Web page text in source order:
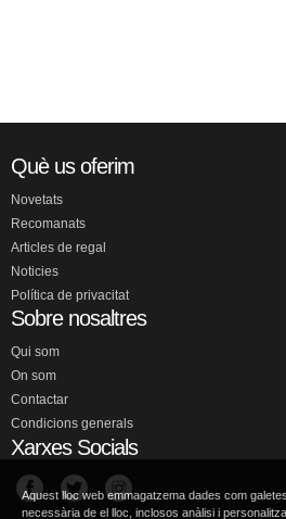
Què us oferim
Novetats
Recomanats
Articles de regal
Noticies
Política de privacitat
Sobre nosaltres
Qui som
On som
Contactar
Condicions generals
Xarxes Socials
Aquest lloc web emmagatzema dades com
necessària de el lloc, inclosos anàlisi i